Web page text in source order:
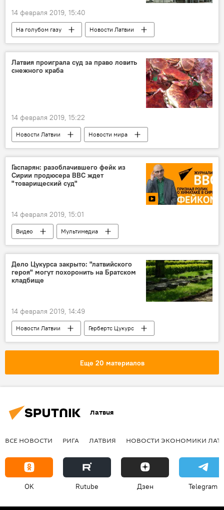
14 февраля 2019, 15:40
На голубом газу
Новости Латвии
Новости экономики Латвии
Новости мира
Conexus Baltic Grid
Латвия проиграла суд за право ловить
снежного краба
14 февраля 2019, 15:22
Новости Латвии
Новости мира
Латвия
Норвегия снежный краб
Гаспарян: разоблачившего фейк из
Сирии продюсера BBC ждет
"товарищеский суд"
14 февраля 2019, 15:01
Видео
Мультимедиа
Обзор событий с Арменом Гаспаряном
Сирия
Армен Гаспарян
Дело Цукурса закрыто: "латвийского
героя" могут похоронить на Братском
кладбище
14 февраля 2019, 14:49
Новости Латвии
Гербертс Цукурс
Рига
Холокост
Еще 20 материалов
Латвия
ВСЕ НОВОСТИ РИГА ЛАТВИЯ НОВОСТИ ЭКОНОМИКИ
OK Rutube Дзен Telegram